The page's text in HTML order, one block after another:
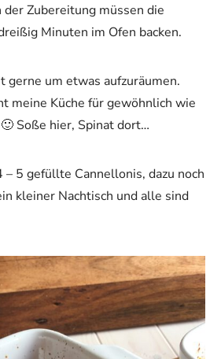
der Zubereitung müssen die
Minuten im Ofen backen.
gerne um etwas aufzuräumen.
meine Küche für gewöhnlich wie
Soße hier, Spinat dort…
– 5 gefüllte Cannellonis, dazu noch
kleiner Nachtisch und alle sind